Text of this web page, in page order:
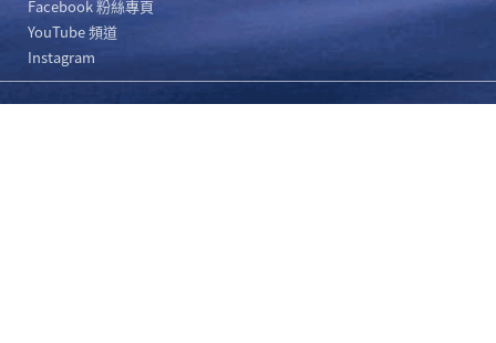
Facebook 粉絲專頁
YouTube 頻道
Instagram